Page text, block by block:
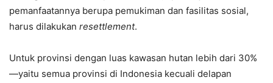
pemanfaatannya berupa pemukiman dan fasilitas sosial,
harus dilakukan resettlement.
Untuk provinsi dengan luas kawasan hutan lebih dari 30%
—yaitu semua provinsi di Indonesia kecuali delapan